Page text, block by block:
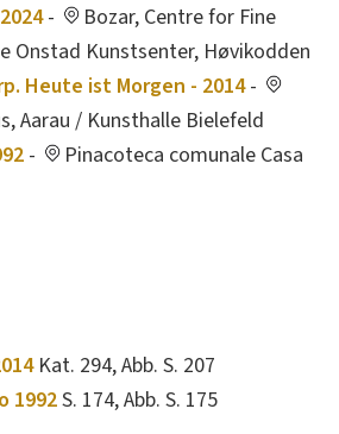
-
Bozar, Centre for Fine
Onstad Kunstsenter, Høvikodden
Heute ist Morgen - 2014-
Aarau / Kunsthalle Bielefeld
-
Pinacoteca comunale Casa
Kat. 294, Abb. S. 207
1992S. 174, Abb. S. 175